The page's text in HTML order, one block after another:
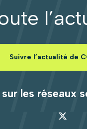
Suivre l’actualité de
les réseaux